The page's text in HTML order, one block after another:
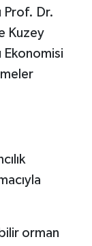
Prof. Dr.
Kuzey
Ekonomisi
orman